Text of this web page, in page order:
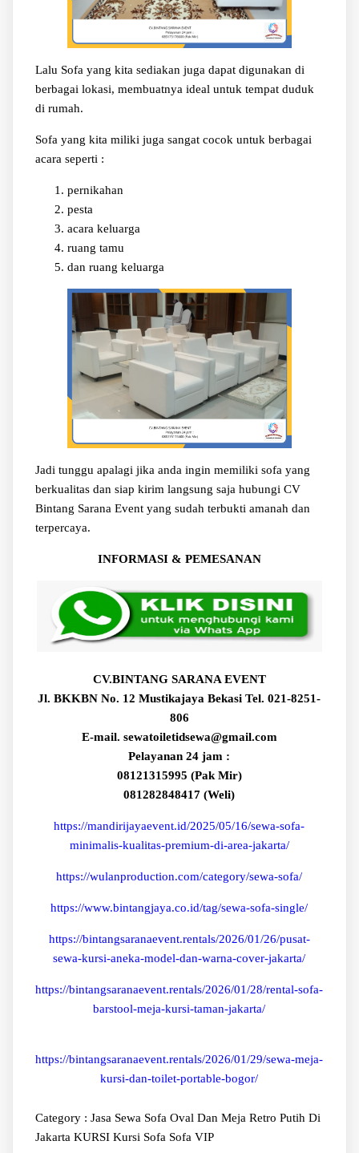
Lalu Sofa yang kita sediakan juga dapat digunakan di
berbagai lokasi, membuatnya ideal untuk tempat duduk
di rumah.
Sofa yang kita miliki juga sangat cocok untuk berbagai
acara seperti :
pernikahan
pesta
acara keluarga
ruang tamu
dan ruang keluarga
Jadi tunggu apalagi jika anda ingin memiliki sofa yang
berkualitas dan siap kirim langsung saja hubungi CV
Bintang Sarana Event yang sudah terbukti amanah dan
terpercaya.
INFORMASI & PEMESANAN
CV.BINTANG SARANA EVENT
Jl. BKKBN No. 12 Mustikajaya Bekasi Tel. 021-8251-
806
E-mail. sewatoiletidsewa@gmail.com
Pelayanan 24 jam :
08121315995 (Pak Mir)
081282848417 (Weli)
https://mandirijayaevent.id/2025/05/16/sewa-sofa-
minimalis-kualitas-premium-di-area-jakarta/
https://wulanproduction.com/category/sewa-sofa/
https://www.bintangjaya.co.id/tag/sewa-sofa-single/
https://bintangsaranaevent.rentals/2026/01/26/pusat-
sewa-kursi-aneka-model-dan-warna-cover-jakarta/
https://bintangsaranaevent.rentals/2026/01/28/rental-sofa-
barstool-meja-kursi-taman-jakarta/
https://bintangsaranaevent.rentals/2026/01/29/sewa-meja-
kursi-dan-toilet-portable-bogor/
Category : Jasa Sewa Sofa Oval Dan Meja Retro Putih Di
Jakarta KURSI Kursi Sofa Sofa VIP